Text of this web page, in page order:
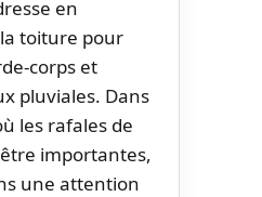
en
toiture pour
corps et
pluviales. Dans
les rafales de
importantes,
une attention